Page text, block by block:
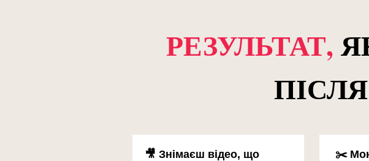
✂️
🎥 Знімаєш відео, що
РЕЗУЛЬТАТ,